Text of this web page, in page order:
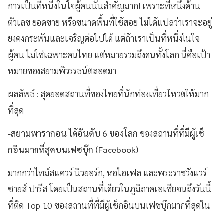
การเป็นที่หนึ่งในใจผู้คนนั้นสำคัญมาก! เพราะที่หนึ่งด้าน
ตัวเลข ยอดขาย หรือขนาดพื้นที่ใช้สอย ไม่ได้แปลว่าเราจะอยู่
ยงคงกระพันและเจริญต่อไปได้ แต่ถ้าเราเป็นที่หนึ่งในใจ
ผู้คน ไม่ใช่เฉพาะคนไทย แต่หมายรวมถึงคนทั้งโลก นี่คือเป้า
หมายของสยามพิวรรธน์ตลอดมา
ผลลัพธ์ : สุดยอดสถานที่ของไทยที่นักท่องเที่ยวโหวตให้มาก
ที่สุด
-สยามพารากอนได้อันดับ 6 ของโลก ของสถานที่ที่มีผู้เช็
กอินมากที่สุดบนเฟซบุ๊ก (Facebook)
มากกว่าไทม์สแควร์ นิวยอร์ก, หอไอเฟล และพระราชวังแวร์
ซายส์ ปารีส โดยเป็นสถานที่เดียวในภูมิภาคเอเชียจนถึงวันนี้
ที่ติด Top 10 ของสถานที่ที่มีผู้เช็กอินบนเฟซบุ๊กมากที่สุดใน